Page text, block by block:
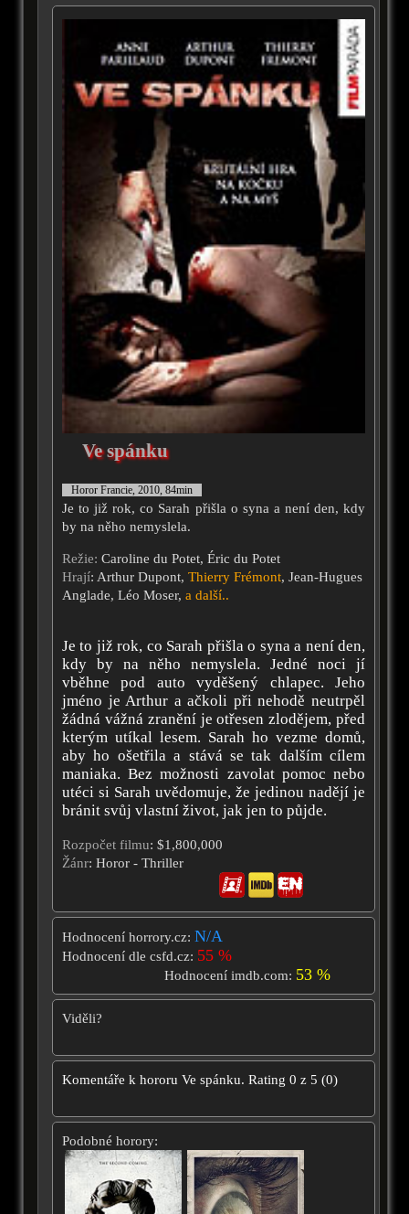
Ve spánku
Horor Francie, 2010, 84min
Je to již rok, co Sarah přišla o syna a není den, kdy
by na něho nemyslela.
Režie: Caroline du Potet, Éric du Potet
Hrají: Arthur Dupont, Thierry Frémont, Jean-Hugues
Anglade, Léo Moser, a další..
Je to již rok, co Sarah přišla o syna a není den,
kdy by na něho nemyslela. Jedné noci jí
vběhne pod auto vyděšený chlapec. Jeho
jméno je Arthur a ačkoli při nehodě neutrpěl
žádná vážná zranění je otřesen zlodějem, před
kterým utíkal lesem. Sarah ho vezme domů,
aby ho ošetřila a stává se tak dalším cílem
maniaka. Bez možnosti zavolat pomoc nebo
utéci si Sarah uvědomuje, že jedinou nadějí je
bránit svůj vlastní život, jak jen to půjde.
Rozpočet filmu: $1,800,000
Žánr: Horor - Thriller
Hodnocení horrory.cz: N/A
Hodnocení dle csfd.cz: 55 %
Hodnocení imdb.com: 53 %
Viděli?
Komentáře k hororu Ve spánku. Rating 0 z 5 (0)
Podobné horory: